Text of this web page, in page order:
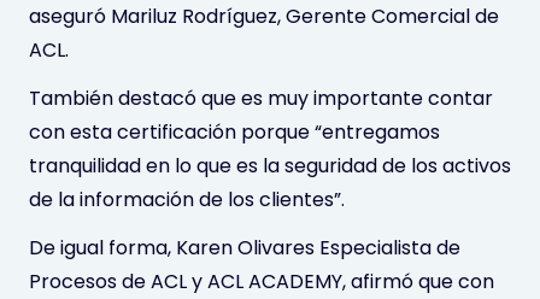
aseguró Mariluz Rodríguez, Gerente Comercial de
ACL.
También destacó que es muy importante contar
con esta certificación porque “entregamos
tranquilidad en lo que es la seguridad de los activos
de la información de los clientes”.
De igual forma, Karen Olivares Especialista de
Procesos de ACL y ACL ACADEMY, afirmó que con